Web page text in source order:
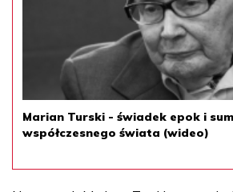
Marian Turski - świadek epok i
współczesnego świata (wideo)